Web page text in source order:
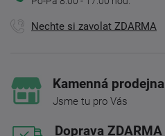
Nechte si zavolat ZDARMA
Kamenná prodejna
Jsme tu pro Vás
Doprava ZDARMA